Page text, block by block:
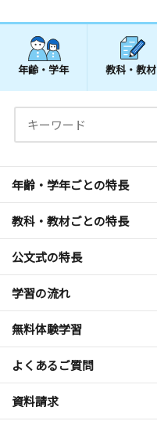
年齢・学年 教科・教材
年齢・学年ごとの特長
教科・教材ごとの特長
公文式の特長
学習の流れ
無料体験学習
よくあるご質問
資料請求